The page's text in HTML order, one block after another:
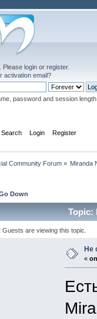
Please loginor register.
activation email?
password and session length
Search Login Register
Community Forum» Miranda
Down
Topic:
are viewing this topic.
Не
«